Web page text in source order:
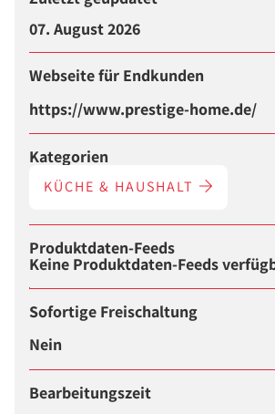
07. August 2026
Webseite für Endkunden
https://www.prestige-home.de/
Kategorien
KÜCHE & HAUSHALT
Produktdaten-Feeds
Keine Produktdaten-Feeds
Sofortige Freischaltung
Nein
Bearbeitungszeit